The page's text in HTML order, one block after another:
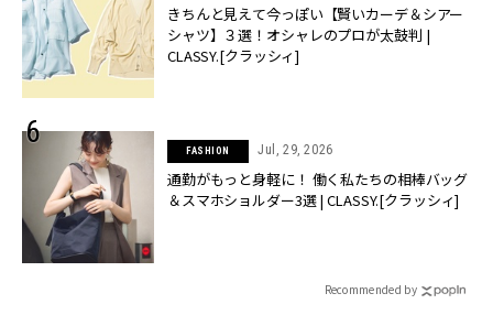
きちんと見えて今っぽい【賢いカーデ＆シアー
シャツ】３選！オシャレのプロが太鼓判 |
CLASSY.[クラッシィ]
FASHION Jul, 29, 2026
通勤がもっと身軽に！ 働く私たちの相棒バッグ
＆スマホショルダー3選 | CLASSY.[クラッシィ]
Recommended by